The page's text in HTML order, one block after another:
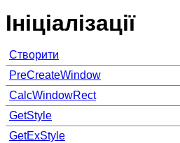
Ініціалізації
Створити
PreCreateWindow
CalcWindowRect
GetStyle
GetExStyle